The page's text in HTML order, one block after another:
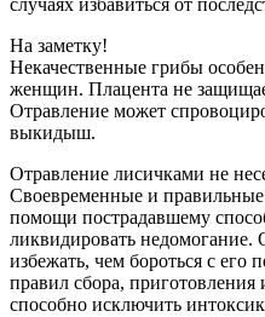
случаях избавиться от
На заметку!
Некачественные грибы
женщин. Плацента не
Отравление может
выкидыш.
Отравление лисичками не
Своевременные и
помощи пострадавшему
ликвидировать недомогание.
избежать, чем бороться с его
правил сбора, приготовления
способно исключить